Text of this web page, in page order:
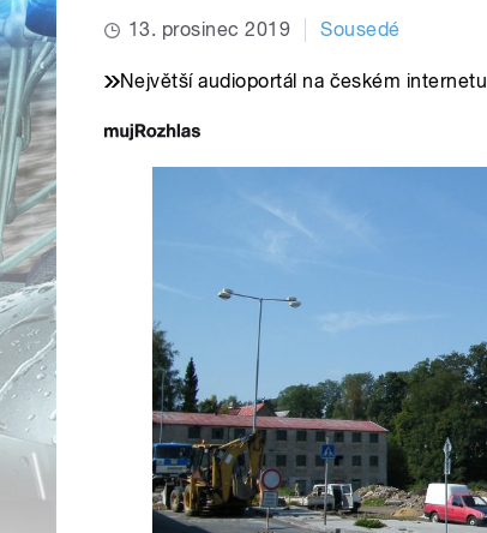
13. prosinec 2019 Sousedé
Největší audioportál na českém internetu